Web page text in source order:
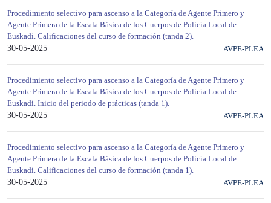
Procedimiento selectivo para ascenso a la Categoría de Agente Primero y
Agente Primera de la Escala Básica de los Cuerpos de Policía Local de
Euskadi. Calificaciones del curso de formación (tanda 2).
30-05-2025
AVPE-PLEA
Procedimiento selectivo para ascenso a la Categoría de Agente Primero y
Agente Primera de la Escala Básica de los Cuerpos de Policía Local de
Euskadi. Inicio del periodo de prácticas (tanda 1).
30-05-2025
AVPE-PLEA
Procedimiento selectivo para ascenso a la Categoría de Agente Primero y
Agente Primera de la Escala Básica de los Cuerpos de Policía Local de
Euskadi. Calificaciones del curso de formación (tanda 1).
30-05-2025
AVPE-PLEA